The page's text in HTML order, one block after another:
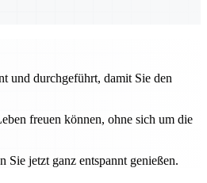
und durchgeführt, damit Sie den
freuen können, ohne sich um die
jetzt ganz entspannt genießen.